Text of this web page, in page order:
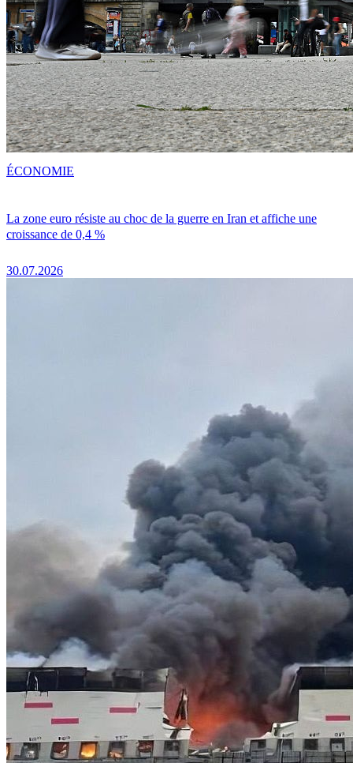
La zone euro résiste au choc de la guerre en Iran et affiche une
croissance de 0,4 %
30.07.2026
ÉCONOMIE